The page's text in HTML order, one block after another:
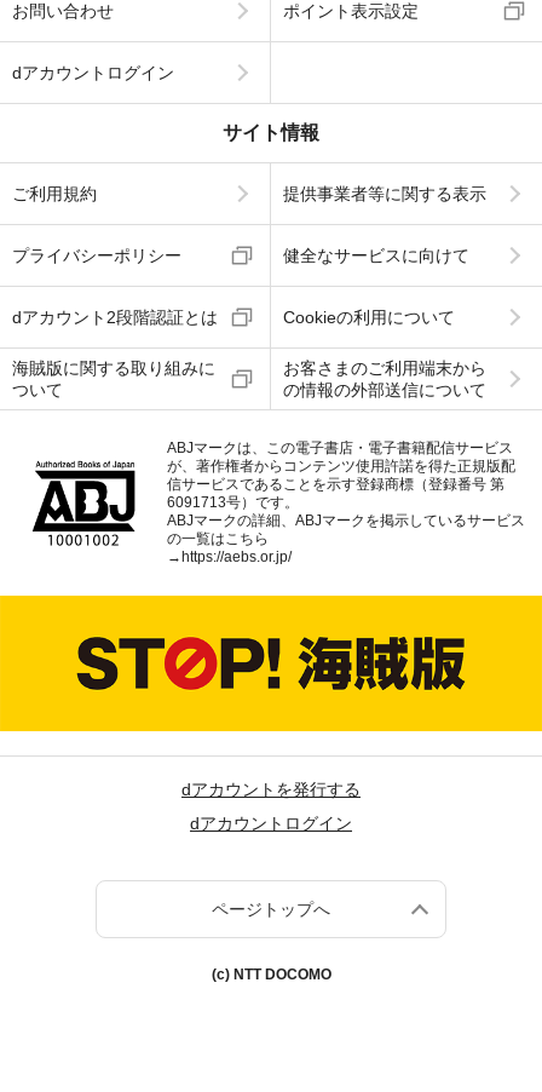
お問い合わせ ポイント表示設定
dアカウントログイン
サイト情報
ご利用規約 提供事業者等に関する表示
プライバシーポリシー 健全なサービスに向けて
dアカウント2段階認証とは Cookieの利用について
海賊版に関する取り組みに
ついて
お客さまのご利用端末から
の情報の外部送信について
ABJマークは、この電子書店・電子書籍配信サービス
が、著作権者からコンテンツ使用許諾を得た正規版配
信サービスであることを示す登録商標（登録番号 第
6091713号）です。
ABJマークの詳細、ABJマークを掲示しているサービス
の一覧はこちら
→ https://aebs.or.jp/
dアカウントを発行する
dアカウントログイン
ページトップへ
(c) NTT DOCOMO